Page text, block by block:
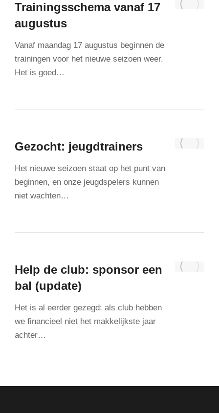
Trainingsschema vanaf 17
augustus
Vanaf maandag 17 augustus beginnen de
trainingen voor het nieuwe seizoen weer.
Het is goed…
Gezocht: jeugdtrainers
Het nieuwe seizoen staat op het punt van
beginnen, en onze jeugdspelers kunnen
niet wachten…
Help de club: sponsor een
bal (update)
Het is al eerder gezegd: als club hebben
we financieel niet het makkelijkste jaar
achter…